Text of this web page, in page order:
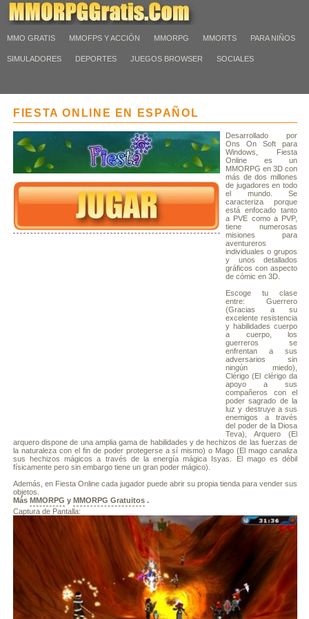
MMO GRATIS MMOFPS Y ACCIÓN MMORPG MMORTS PARA NIÑOS
SIMULADORES DEPORTES JUEGOS BROWSER SOCIALES
FIESTA ONLINE EN ESPAÑOL
Desarrollado por
Ons On Soft para
Windows, Fiesta
Online es un
MMORPG en 3D con
más de dos millones
de jugadores en todo
el mundo. Se
caracteriza porque
está enfocado tanto
a PVE como a PVP,
tiene numerosas
misiones para
aventureros
individuales o grupos
y unos detallados
gráficos con aspecto
de cómic en 3D.
Escoge tu clase
entre: Guerrero
(Gracias a su
excelente resistencia
y habilidades cuerpo
a cuerpo, los
guerreros se
enfrentan a sus
adversarios sin
ningún miedo),
Clérigo (El clérigo da
apoyo a sus
compañeros con el
poder sagrado de la
luz y destruye a sus
enemigos a través
del poder de la Diosa
Teva), Arquero (El
arquero dispone de una amplia gama de habilidades y de hechizos de las fuerzas de
la naturaleza con el fin de poder protegerse a sí mismo) o Mago (El mago canaliza
sus hechizos mágicos a través de la energía mágica Isyas. El mago es débil
físicamente pero sin embargo tiene un gran poder mágico).
Además, en Fiesta Online cada jugador puede abrir su propia tienda para vender sus
objetos.
Más MMORPG y MMORPG Gratuitos .
Captura de Pantalla: